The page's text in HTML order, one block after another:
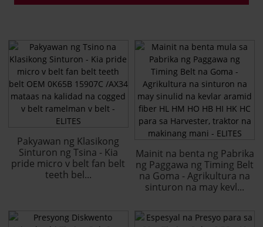
Pakyawan ng Klasikong
Sinturon ng Tsina - Kia
pride micro v belt fan belt
teeth bel...
Mainit na benta ng Pabrika
ng Paggawa ng Timing Belt
na Goma - Agrikultura na
sinturon na may kevl...